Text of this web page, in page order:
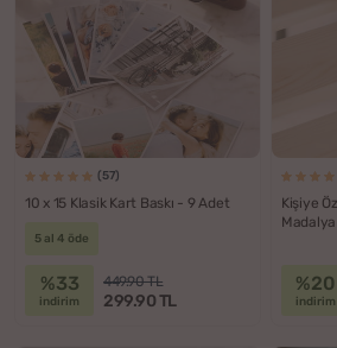
(57)
10 x 15 Klasik Kart Baskı - 9 Adet
5 al 4 öde
%33
indirim
449.90 TL
299.90 TL
Kişiye
Madalya
%20
indirim